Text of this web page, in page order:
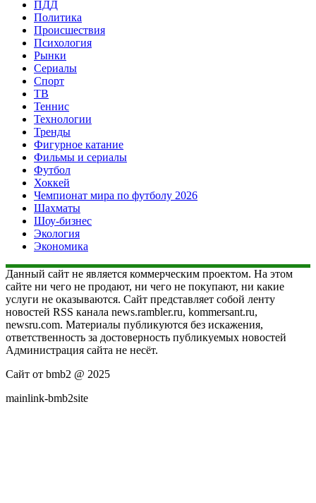
ПДД
Политика
Происшествия
Психология
Рынки
Сериалы
Спорт
ТВ
Теннис
Технологии
Тренды
Фигурное катание
Фильмы и сериалы
Футбол
Хоккей
Чемпионат мира по футболу 2026
Шахматы
Шоу-бизнес
Экология
Экономика
Данный сайт не является коммерческим проектом. На этом
сайте ни чего не продают, ни чего не покупают, ни какие
услуги не оказываются. Сайт представляет собой ленту
новостей RSS канала news.rambler.ru, kommersant.ru,
newsru.com. Материалы публикуются без искажения,
ответственность за достоверность публикуемых новостей
Администрация сайта не несёт.
Сайт от bmb2 @ 2025
mainlink-bmb2site